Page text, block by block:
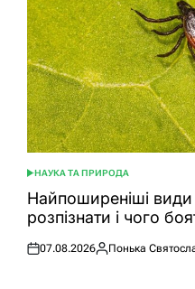
ОПУБЛІКУВАТИ
У
НАУКА ТА ПРИРОДА
Найпоширеніші види
розпізнати і чого
Оприлюднено
07.08.2026
Опубліковано
Понька